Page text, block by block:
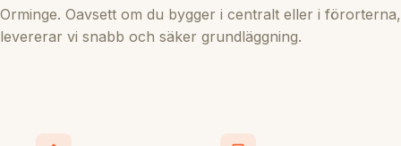
Orminge. Oavsett om du bygger i centralt eller i förorterna,
levererar vi snabb och säker grundläggning.